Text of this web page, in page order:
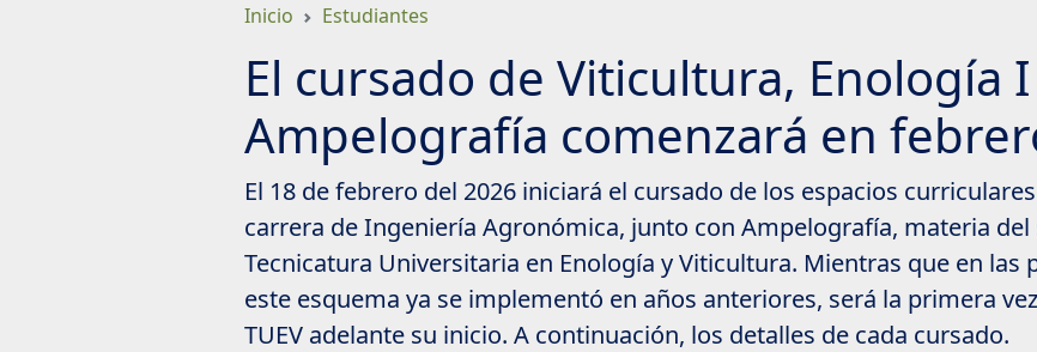
Inicio Estudiantes
El cursado de Viticultura, Enología
Ampelografía comenzará en
El 18 de febrero del 2026 iniciará el cursado de los espacios
carrera de Ingeniería Agronómica, junto con Ampelografía, materia del
Tecnicatura Universitaria en Enología y Viticultura. Mientras que en las
este esquema ya se implementó en años anteriores, será la primera
TUEV adelante su inicio. A continuación, los detalles de cada cursado.